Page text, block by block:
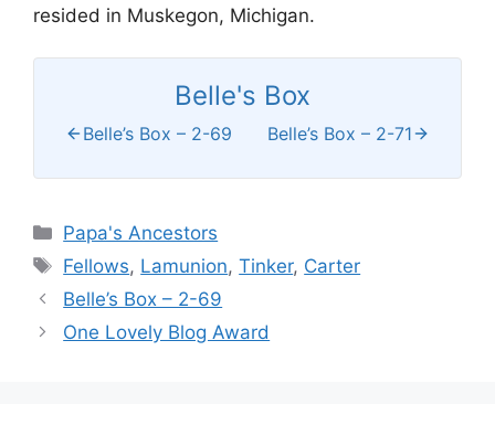
resided in Muskegon, Michigan.
Belle's Box
Belle’s Box – 2-69 Belle’s Box – 2-71
Categories
Papa's Ancestors
Tags
Fellows, Lamunion,Tinker, Carter
Belle’s Box – 2-69
One Lovely Blog Award